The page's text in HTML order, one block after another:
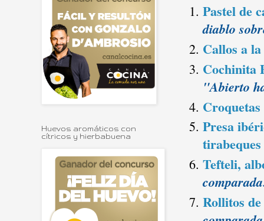
Pastel de
diablo
Callos a
Cochinita
"Abierto
Presa
Tefteli,
Rollitos
Huevos aromáticos con
cítricos y hierbabuena